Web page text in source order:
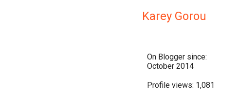
Karey Gorou
On Blogger since:
October 2014
Profile views: 1,081